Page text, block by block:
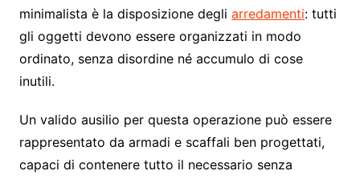
minimalista è la disposizione degli arredamenti: tutti
gli oggetti devono essere organizzati in modo
ordinato, senza disordine né accumulo di cose
inutili.
Un valido ausilio per questa operazione può essere
rappresentato da armadi e scaffali ben progettati,
capaci di contenere tutto il necessario senza